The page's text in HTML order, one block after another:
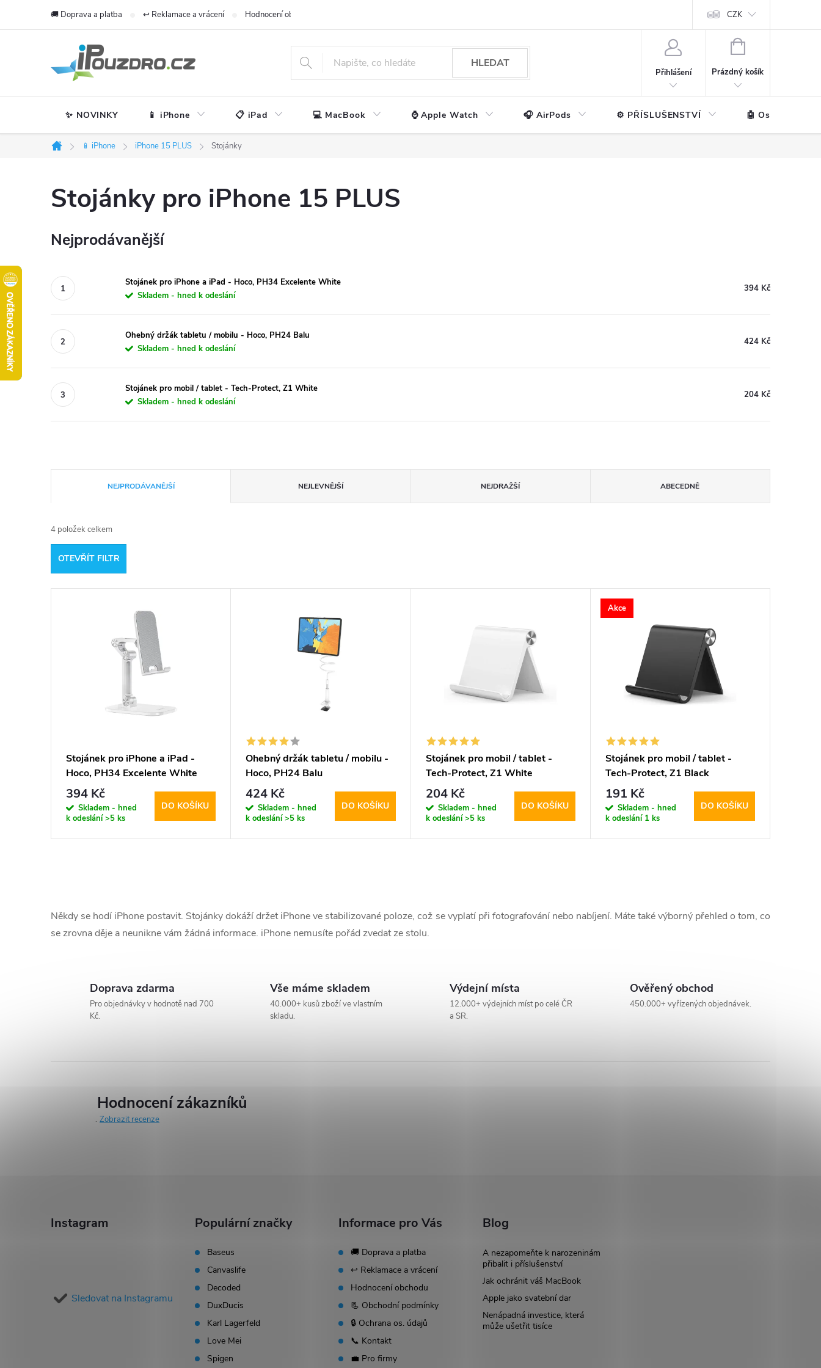
🚚 Doprava a platba ↩️ Reklamace a vrácení Hodnocení obchodu CZK
HLEDAT
Přihlášení
NÁKUPNÍ
Prázdný košík
✨ NOVINKY 📱 iPhone 📋 iPad 💻 MacBook ⌚ Apple Watch 🎧 AirPods ⚙️ PŘÍSLUŠENSTVÍ 🤖 Ostatní
Domů
📱 iPhone iPhone 15 PLUS Stojánky
Stojánky pro iPhone 15 PLUS
Nejprodávanější
Stojánek pro iPhone a iPad - Hoco, PH34 Excelente White
Skladem - hned k odeslání
394 Kč
Ohebný držák tabletu / mobilu - Hoco, PH24 Balu
Skladem - hned k odeslání
424 Kč
Stojánek pro mobil / tablet - Tech-Protect, Z1 White
Skladem - hned k odeslání
204 Kč
a
z
e
t
NEJPRODÁVANĚJŠÍ NEJLEVNĚJŠÍ NEJDRAŽŠÍ ABECEDNĚ
4 položek celkem
OTEVŘÍT FILTR
d
k
t
Stojánek pro iPhone a iPad -
Hoco, PH34 Excelente White
394 Kč
Skladem - hned
k odeslání>5 ks
DO KOŠÍKU
Ohebný držák tabletu / mobilu -
Hoco, PH24 Balu
424 Kč
Skladem - hned
k odeslání>5 ks
DO KOŠÍKU
Stojánek pro mobil / tablet -
Tech-Protect, Z1 White
204 Kč
Skladem - hned
k odeslání>5 ks
DO KOŠÍKU
Akce
Stojánek pro mobil / tablet -
Tech-Protect, Z1 Black
191 Kč
Skladem - hned
k odeslání 1 ks
DO KOŠÍKU
v
l
í
ý
s
Někdy se hodí iPhone postavit. Stojánky dokáží držet iPhone ve stabilizované poloze, což se vyplatí při fotografování nebo nabíjení. Máte také výborný přehled o tom, co
se zrovna děje a neunikne vám žádná informace. iPhone nemusíte pořád zvedat ze stolu.
Doprava zdarma
Pro objednávky v hodnotě nad 700
Kč.
Vše máme skladem
40.000+ kusů zboží ve vlastním
skladu.
Výdejní místa
12.000+ výdejních míst po celé ČR
a SR.
Ověřený obchod
450.000+ vyřízených objednávek.
Hodnocení zákazníků
Zobrazit recenze
Instagram
Sledovat na Instagramu
Populární značky
Baseus
Canvaslife
Decoded
DuxDucis
Karl Lagerfeld
Love Mei
Spigen
Informace pro Vás
🚚 Doprava a platba
↩️ Reklamace a vrácení
Hodnocení obchodu
📃 Obchodní podmínky
🔒 Ochrana os. údajů
📞 Kontakt
💼 Pro firmy
Blog
A nezapomeňte k narozeninám
přibalit i příslušenství
Jak ochránit váš MacBook
Apple jako svatební dar
Nenápadná investice, která
může ušetřit tisíce